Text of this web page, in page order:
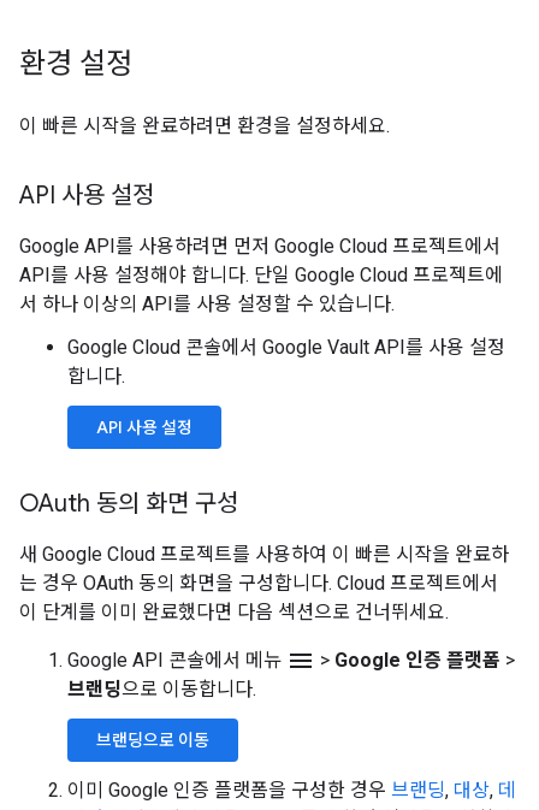
환경 설정
이 빠른 시작을 완료하려면 환경을 설정하세요.
API 사용 설정
Google API를 사용하려면 먼저 Google Cloud 프로젝트에서
API를 사용 설정해야 합니다. 단일 Google Cloud 프로젝트에
서 하나 이상의 API를 사용 설정할 수 있습니다.
Google Cloud 콘솔에서 Google Vault API를 사용 설정
합니다.
API 사용 설정
OAuth 동의 화면 구성
새 Google Cloud 프로젝트를 사용하여 이 빠른 시작을 완료하
는 경우 OAuth 동의 화면을 구성합니다. Cloud 프로젝트에서
이 단계를 이미 완료했다면 다음 섹션으로 건너뛰세요.
Google API 콘솔에서 메뉴 menu > Google 인증 플랫폼 >
브랜딩으로 이동합니다.
브랜딩으로 이동
이미 Google 인증 플랫폼을 구성한 경우 브랜딩, 대상, 데